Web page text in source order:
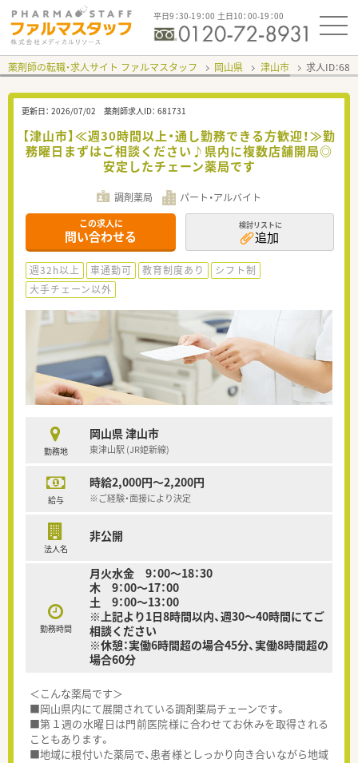
平日9：30-19：00 土日10：00-19：00
薬剤師の転職・求人サイト ファルマスタッフ 岡山県 津山市 求人ID：
更新日： 2026/07/02 薬剤師求人ID： 681731
【津山市】≪週30時間以上・通し勤務できる方歓迎！≫勤
務曜日まずはご相談ください♪県内に複数店舗開局◎
安定したチェーン薬局です
調剤薬局 パート・アルバイト
この求人に
問い合わせる
検討リストに
追加
週32h以上 車通勤可 教育制度あり
シフト制
大手チェーン以外
勤務地
岡山県 津山市
東津山駅 (JR姫新線)
給与
時給2,000円～2,200円
※ご経験・面接により決定
法人名
非公開
勤務時間
月火水金 9：00～18：30
木 9：00～17：00
土 9：00～13：00
※上記より1日8時間以内、週30～40時間にてご
相談ください
※休憩：実働6時間超の場合45分、実働8時間超の
場合60分
＜こんな薬局です＞
■岡山県内にて展開されている調剤薬局チェーンです。
■第１週の水曜日は門前医院様に合わせてお休みを取得される
こともあります。
■地域に根付いた薬局で、患者様としっかり向き合いながら地域